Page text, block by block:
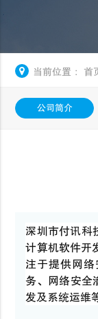
当前位置： 首
公司简介
深圳市付讯科
计算机软件开
注于提供网
务、网络安全
发及系统运维